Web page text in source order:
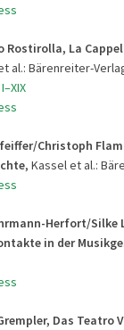
Rostirolla, La
al.: Bärenreiter-
Christoph
, Kassel et al.:
Herfort/Silke
in der
Das Teatro